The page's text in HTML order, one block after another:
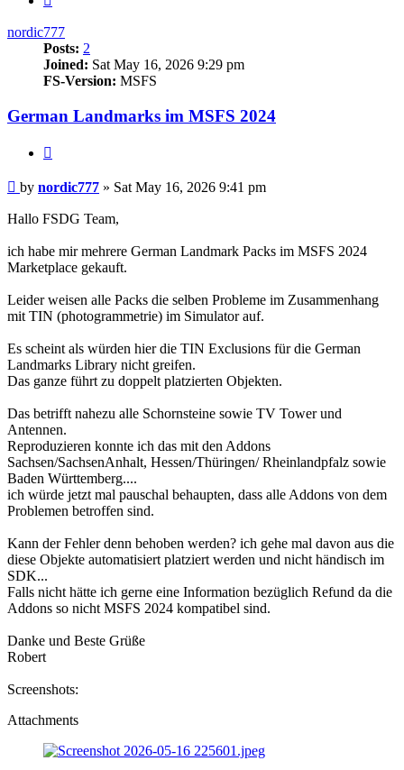
nordic777
Posts: 2
Joined: Sat May 16, 2026 9:29 pm
FS-Version: MSFS
German Landmarks im MSFS 2024
Post
by nordic777 » Sat May 16, 2026 9:41 pm
Hallo FSDG Team,
ich habe mir mehrere German Landmark Packs im MSFS 2024
Marketplace gekauft.
Leider weisen alle Packs die selben Probleme im Zusammenhang
mit TIN (photogrammetrie) im Simulator auf.
Es scheint als würden hier die TIN Exclusions für die German
Landmarks Library nicht greifen.
Das ganze führt zu doppelt platzierten Objekten.
Das betrifft nahezu alle Schornsteine sowie TV Tower und
Antennen.
Reproduzieren konnte ich das mit den Addons
Sachsen/SachsenAnhalt, Hessen/Thüringen/ Rheinlandpfalz sowie
Baden Württemberg....
ich würde jetzt mal pauschal behaupten, dass alle Addons von dem
Problemen betroffen sind.
Kann der Fehler denn behoben werden? ich gehe mal davon aus die
diese Objekte automatisiert platziert werden und nicht händisch im
SDK...
Falls nicht hätte ich gerne eine Information bezüglich Refund da die
Addons so nicht MSFS 2024 kompatibel sind.
Danke und Beste Grüße
Robert
Screenshots:
Attachments